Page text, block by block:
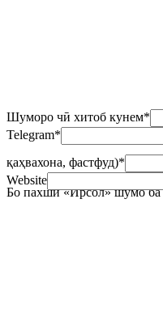
Шуморо чӣ хитоб кунем*
Telegram*
қаҳвахона, фастфуд)*
Website
Бо пахши «Ирсол» шумо ба